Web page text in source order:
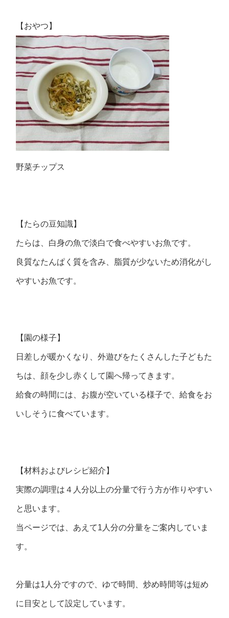
【おやつ】
野菜チップス
【たらの豆知識】
たらは、白身の魚で淡白で食べやすいお魚です。
良質なたんぱく質を含み、脂質が少ないため消化がし
やすいお魚です。
【園の様子】
日差しが暖かくなり、外遊びをたくさんした子どもた
ちは、顔を少し赤くして園へ帰ってきます。
給食の時間には、お腹が空いている様子で、給食をお
いしそうに食べています。
【材料およびレシピ紹介】
実際の調理は４人分以上の分量で行う方が作りやすい
と思います。
当ページでは、あえて1人分の分量をご案内していま
す。
分量は1人分ですので、ゆで時間、炒め時間等は短め
に目安として設定しています。